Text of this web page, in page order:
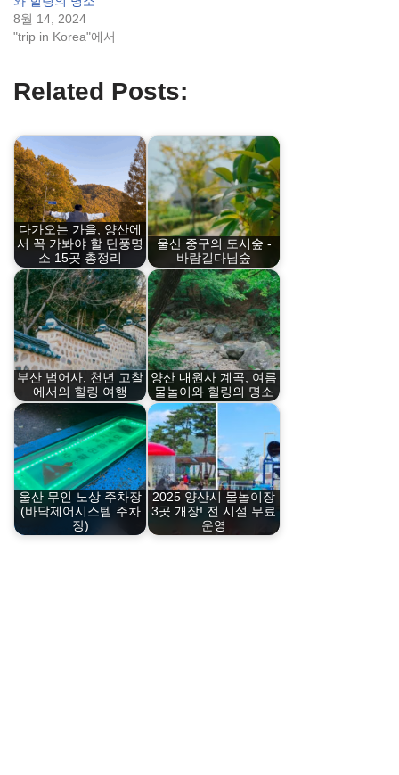
8월 14, 2024
"trip in Korea"에서
Related Posts:
다가오는 가을, 양산에
서 꼭 가봐야 할 단풍명
소 15곳 총정리
울산 중구의 도시숲 -
바람길다님숲
부산 범어사, 천년 고찰
에서의 힐링 여행
양산 내원사 계곡, 여름
물놀이와 힐링의 명소
울산 무인 노상 주차장
(바닥제어시스템 주차
장)
2025 양산시 물놀이장
3곳 개장! 전 시설 무료
운영